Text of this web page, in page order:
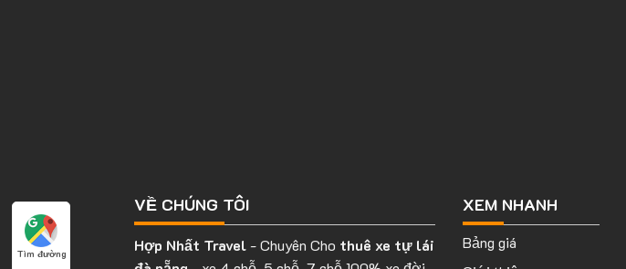
Tìm đường
VỀ CHÚNG TÔI
Hợp Nhất Travel - Chuyên Cho thuê xe tự lái
XEM NHANH
Bảng giá